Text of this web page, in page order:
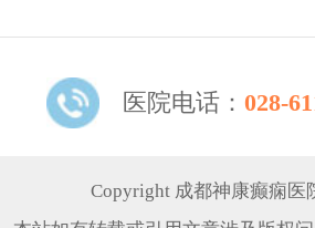
医院电话： 028-
Copyright 成都神康癫痫医